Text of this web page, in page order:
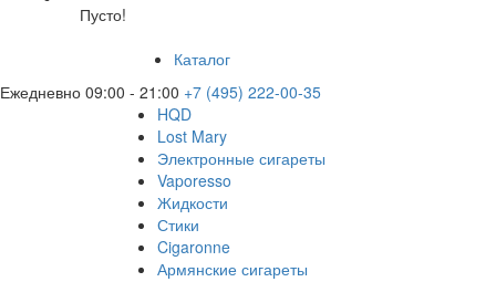
Пусто!
Каталог
Ежедневно 09:00 - 21:00 +7 (495) 222-00-35
HQD
Lost Mary
Электронные сигареты
Vaporesso
Жидкости
Стики
Cigaronne
Армянские сигареты